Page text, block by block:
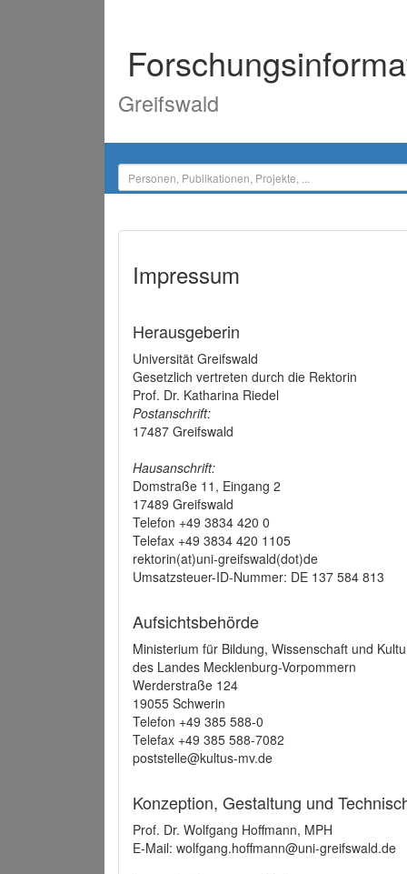
Greifswald
Impressum
Herausgeberin
Universität Greifswald
Gesetzlich vertreten durch die Rektorin
Prof. Dr. Katharina Riedel
Postanschrift:
17487 Greifswald
Hausanschrift:
Domstraße 11, Eingang 2
17489 Greifswald
Telefon +49 3834 420 0
Telefax +49 3834 420 1105
rektorin(at)uni-greifswald(dot)de
Umsatzsteuer-ID-Nummer: DE 137 584 813
Aufsichtsbehörde
Ministerium für Bildung, Wissenschaft und
des Landes Mecklenburg-Vorpommern
Werderstraße 124
19055 Schwerin
Telefon +49 385 588-0
Telefax +49 385 588-7082
poststelle@kultus-mv.de
Konzeption, Gestaltung und
Prof. Dr. Wolfgang Hoffmann, MPH
E-Mail: wolfgang.hoffmann@uni-greifswald.de